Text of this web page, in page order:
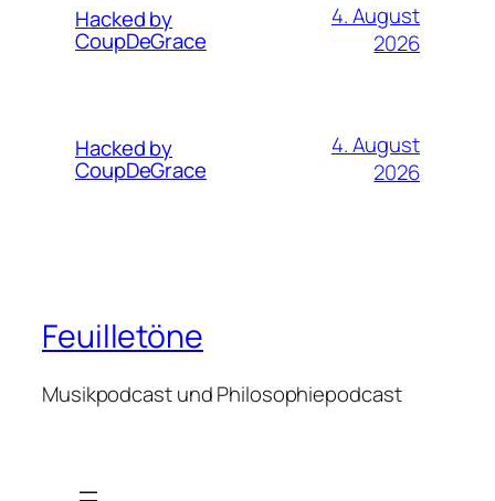
Hacked by
CoupDeGrace
4. August
2026
Hacked by
CoupDeGrace
4. August
2026
Feuilletöne
Musikpodcast und Philosophiepodcast